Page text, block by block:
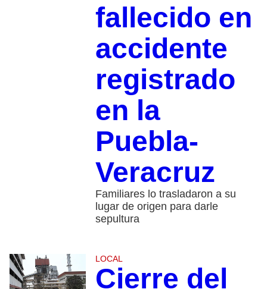
fallecido en
accidente
registrado
en la
Puebla-
Veracruz
Familiares lo trasladaron a su
lugar de origen para darle
sepultura
LOCAL
Cierre del